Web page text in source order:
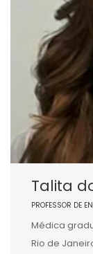
Talita
PROFESSOR DE
Médica
Rio de